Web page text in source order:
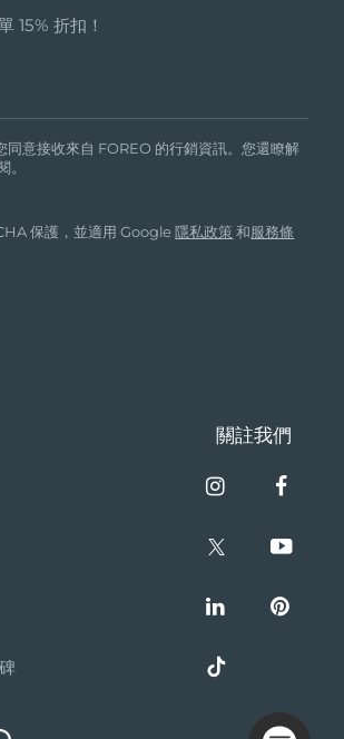
15% 折扣！
同意接收來自 FOREO 的行銷資訊。您還瞭解
。
保護，並適用 Google隱私政策 和服務條
關註我們